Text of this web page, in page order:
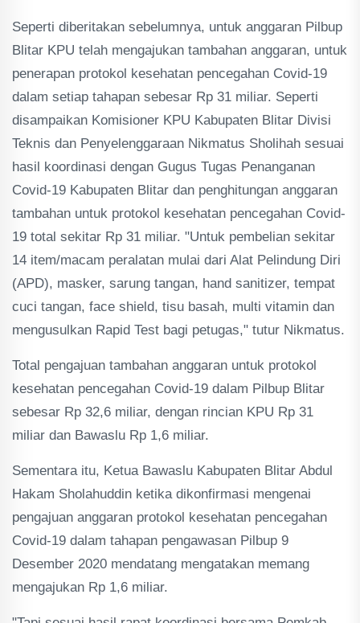
Seperti diberitakan sebelumnya, untuk anggaran Pilbup
Blitar KPU telah mengajukan tambahan anggaran, untuk
penerapan protokol kesehatan pencegahan Covid-19
dalam setiap tahapan sebesar Rp 31 miliar. Seperti
disampaikan Komisioner KPU Kabupaten Blitar Divisi
Teknis dan Penyelenggaraan Nikmatus Sholihah sesuai
hasil koordinasi dengan Gugus Tugas Penanganan
Covid-19 Kabupaten Blitar dan penghitungan anggaran
tambahan untuk protokol kesehatan pencegahan Covid-
19 total sekitar Rp 31 miliar. "Untuk pembelian sekitar
14 item/macam peralatan mulai dari Alat Pelindung Diri
(APD), masker, sarung tangan, hand sanitizer, tempat
cuci tangan, face shield, tisu basah, multi vitamin dan
mengusulkan Rapid Test bagi petugas," tutur Nikmatus.
Total pengajuan tambahan anggaran untuk protokol
kesehatan pencegahan Covid-19 dalam Pilbup Blitar
sebesar Rp 32,6 miliar, dengan rincian KPU Rp 31
miliar dan Bawaslu Rp 1,6 miliar.
Sementara itu, Ketua Bawaslu Kabupaten Blitar Abdul
Hakam Sholahuddin ketika dikonfirmasi mengenai
pengajuan anggaran protokol kesehatan pencegahan
Covid-19 dalam tahapan pengawasan Pilbup 9
Desember 2020 mendatang mengatakan memang
mengajukan Rp 1,6 miliar.